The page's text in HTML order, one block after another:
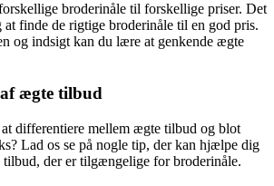
broderinåle til forskellige priser. Det
finde de rigtige broderinåle til en god pris.
og indsigt kan du lære at genkende ægte
ægte tilbud
differentiere mellem ægte tilbud og blot
Lad os se på nogle tip, der kan hjælpe dig
tilbud, der er tilgængelige for broderinåle.